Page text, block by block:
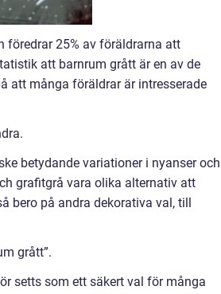
föredrar 25% av föräldrarna att
att barnrum grått är en av de
att många föräldrar är intresserade
betydande variationer i nyanser och
grafitgrå vara olika alternativ att
bero på andra dekorativa val, till
grått”.
setts som ett säkert val för många